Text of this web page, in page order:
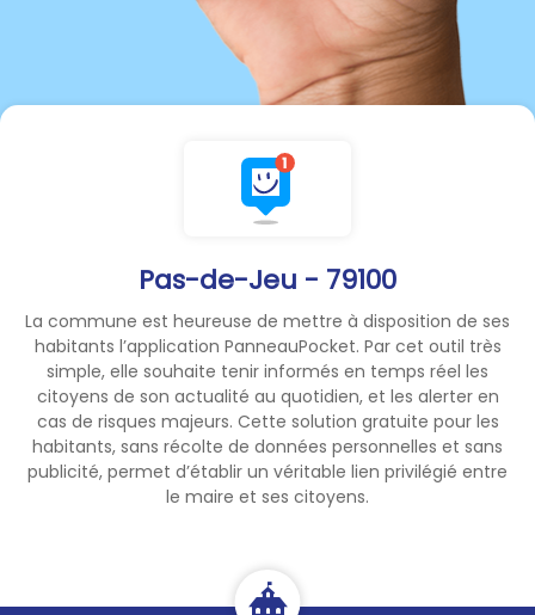
Pas-de-Jeu - 79100
La commune est heureuse de mettre à disposition de ses
habitants l’application PanneauPocket. Par cet outil très
simple, elle souhaite tenir informés en temps réel les
citoyens de son actualité au quotidien, et les alerter en
cas de risques majeurs. Cette solution gratuite pour les
habitants, sans récolte de données personnelles et sans
publicité, permet d’établir un véritable lien privilégié entre
le maire et ses citoyens.